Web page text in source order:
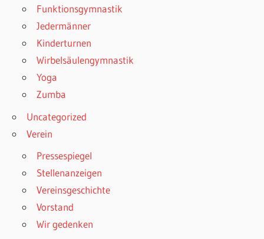
Funktionsgymnastik
Jedermänner
Kinderturnen
Wirbelsäulengymnastik
Yoga
Zumba
Uncategorized
Verein
Pressespiegel
Stellenanzeigen
Vereinsgeschichte
Vorstand
Wir gedenken